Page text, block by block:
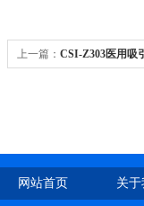
上一篇： CSI-Z303医用吸
网站首页 关